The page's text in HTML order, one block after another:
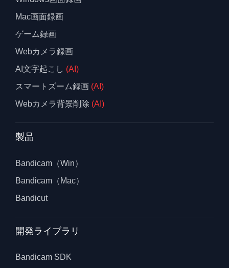
Mac画面録画
ゲーム録画
Webカメラ録画
AI文字起こし (AI)
スマートズーム録画 (AI)
Webカメラ背景削除 (AI)
製品
Bandicam（Win）
Bandicam（Mac）
Bandicut
開発ライブラリ
Bandicam SDK